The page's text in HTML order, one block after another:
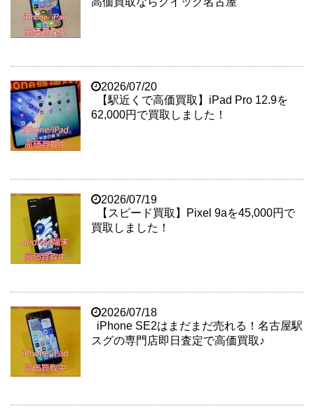
2026/07/20
【駅近くで高価買取】iPad Pro 12.9を
62,000円で買取しました！
2026/07/19
【スピード買取】Pixel 9aを45,000円で
買取しました！
2026/07/18
iPhone SE2はまだまだ売れる！名古屋駅
スグの専門店即日査定で高価買取♪